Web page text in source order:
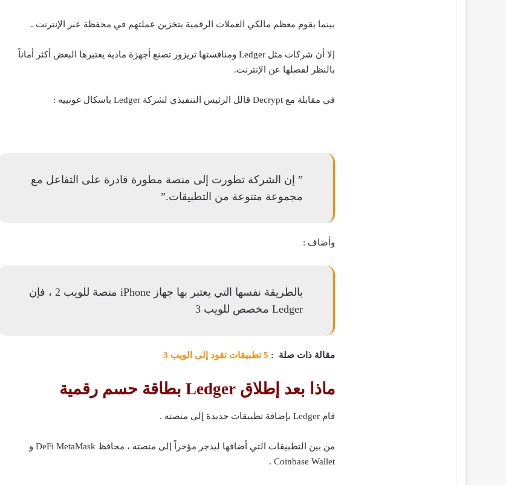
بينما يقوم معظم مالكي العملات الرقمية بتخزين عملتهم في محفظة عبر الإنترنت .
إلا أن شركات مثل Ledger ومنافستها تريزور تصنع أجهزة مادية يعتبرها البعض أكثر أماناً
بالنظر لفصلها عن الإنترنت.
في مقابلة مع Decrypt قالل الرئيس التنفيذي لشركة Ledger باسكال غوتييه :
” إن الشركة تطورت إلى منصة مطورة قادرة على التفاعل مع
مجموعة متنوعة من التطبيقات.”
وأضاف :
بالطريقة نفسها التي يعتبر بها جهاز iPhone منصة للويب 2 ، فإن
Ledger مخصص للويب 3
مقالة ذات صلة : 5 تطبيقات تقود إلى الويب 3
ماذا بعد إطلاق Ledger بطاقة حسم رقمية
قام Ledger بإضافة تطبيقات جديدة إلى منصته .
من بين التطبيقات التي أضافها ليدجر مؤخراً إلى منصته ، محافظ DeFi MetaMask و
Coinbase Wallet .